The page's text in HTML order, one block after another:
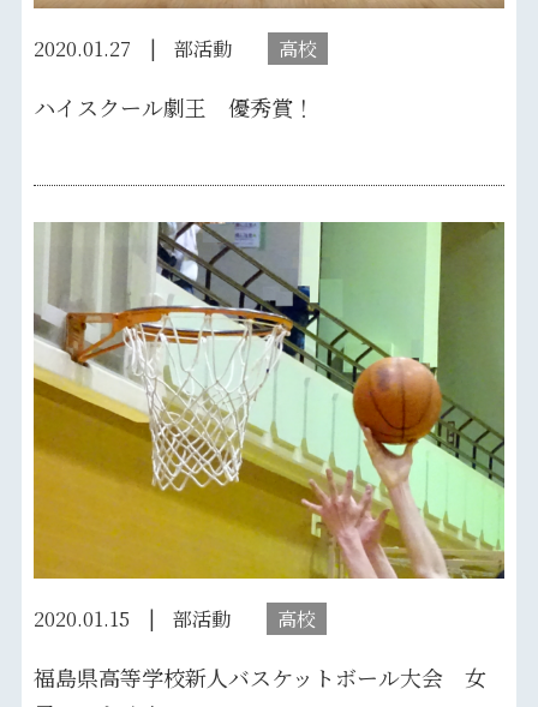
2020.01.27 部活動 高校
ハイスクール劇王 優秀賞！
2020.01.15 部活動 高校
福島県高等学校新人バスケットボール大会 女